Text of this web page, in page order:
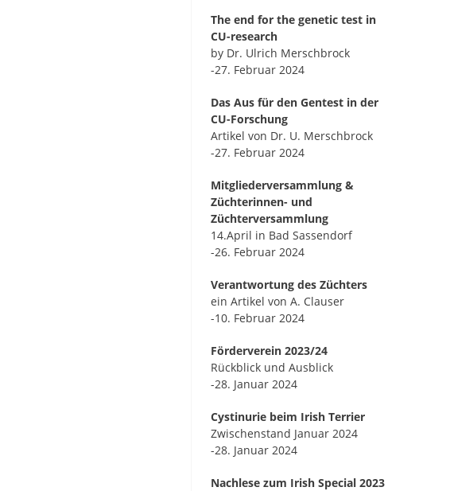
The end for the genetic test in
CU-research
by Dr. Ulrich Merschbrock
-27. Februar 2024
Das Aus für den Gentest in der
CU-Forschung
Artikel von Dr. U. Merschbrock
-27. Februar 2024
Mitgliederversammlung &
Züchterinnen- und
Züchterversammlung
14.April in Bad Sassendorf
-26. Februar 2024
Verantwortung des Züchters
ein Artikel von A. Clauser
-10. Februar 2024
Förderverein 2023/24
Rückblick und Ausblick
-28. Januar 2024
Cystinurie beim Irish Terrier
Zwischenstand Januar 2024
-28. Januar 2024
Nachlese zum Irish Special 2023